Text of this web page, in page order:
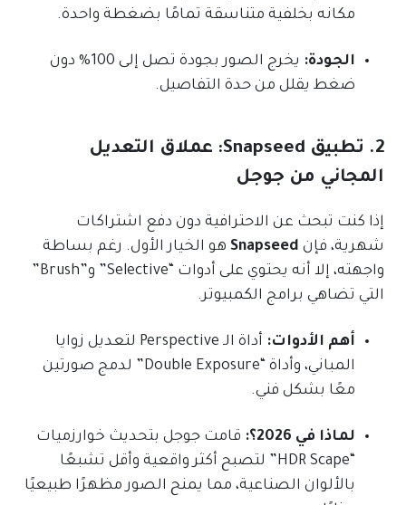
مكانه بخلفية متناسقة تمامًا بضغطة واحدة.
الجودة:
يخرج الصور بجودة تصل إلى 100% دون
ضغط يقلل من حدة التفاصيل.
2. تطبيق Snapseed: عملاق التعديل
المجاني من جوجل
إذا كنت تبحث عن الاحترافية دون دفع اشتراكات
شهرية، فإن Snapseed هو الخيار الأول. رغم بساطة
واجهته، إلا أنه يحتوي على أدوات “Selective” و”Brush”
التي تضاهي برامج الكمبيوتر.
أهم الأدوات:
أداة الـ Perspective لتعديل زوايا
المباني، وأداة “Double Exposure” لدمج صورتين
معًا بشكل فني.
لماذا في 2026؟:
قامت جوجل بتحديث خوارزميات
“HDR Scape” لتصبح أكثر واقعية وأقل تشبعًا
بالألوان الصناعية، مما يمنح الصور مظهرًا طبيعيًا